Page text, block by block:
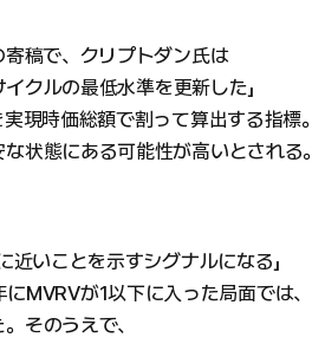
稿で、クリプトダン氏は
クルの最低水準を更新した」
現時価総額で割って算出する指標。
状態にある可能性が高いとされる。
いことを示すシグナルになる」
が1以下に入った局面では、
そのうえで、